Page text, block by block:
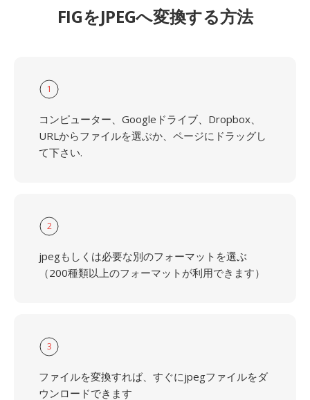
FIGをJPEGへ変換する方法
1
コンピューター、Googleドライブ、Dropbox、
URLからファイルを選ぶか、ページにドラッグし
て下さい.
2
jpegもしくは必要な別のフォーマットを選ぶ
（200種類以上のフォーマットが利用できます）
3
ファイルを変換すれば、すぐにjpegファイルをダ
ウンロードできます